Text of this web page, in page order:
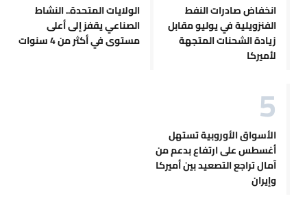
انخفاض صادرات النفط
الفنزويلية في يوليو مقابل
زيادة الشحنات المتجهة
لأميركا
الولايات المتحدة.. النشاط
الصناعي يقفز إلى أعلى
مستوى في أكثر من 4 سنوات
الأسواق الأوروبية تستهل
أغسطس على ارتفاع بدعم من
آمال تراجع التصعيد بين أميركا
وإيران